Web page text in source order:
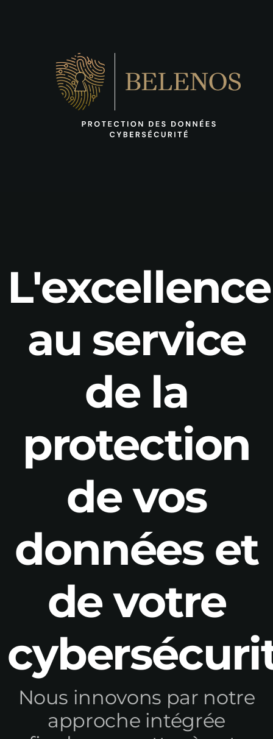
au service
de la
protection
de vos
données et
de votre
Nous innovons par notre
approche intégrée